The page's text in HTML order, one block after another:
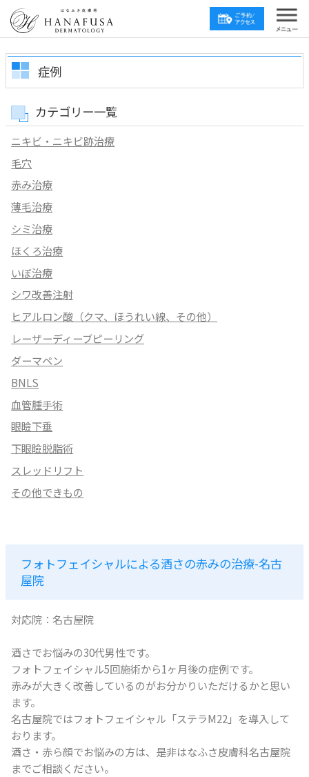
症例
カテゴリー一覧
ニキビ・ニキビ跡治療
毛穴
赤み治療
薄毛治療
シミ治療
ほくろ治療
いぼ治療
シワ改善注射
ヒアルロン酸（クマ、ほうれい線、その他）
レーザーディーブピーリング
ダーマペン
BNLS
血管腫手術
眼瞼下垂
下眼瞼脱脂術
スレッドリフト
その他できもの
フォトフェイシャルによる酒さの赤みの治療-名古
屋院
対応院：名古屋院
酒さでお悩みの30代男性です。
フォトフェイシャル5回施術から1ヶ月後の症例です。
赤みが大きく改善しているのがお分かりいただけるかと思い
ます。
名古屋院ではフォトフェイシャル「ステラM22」を導入して
おります。
酒さ・赤ら顔でお悩みの方は、是非はなふさ皮膚科名古屋院
までご相談ください。